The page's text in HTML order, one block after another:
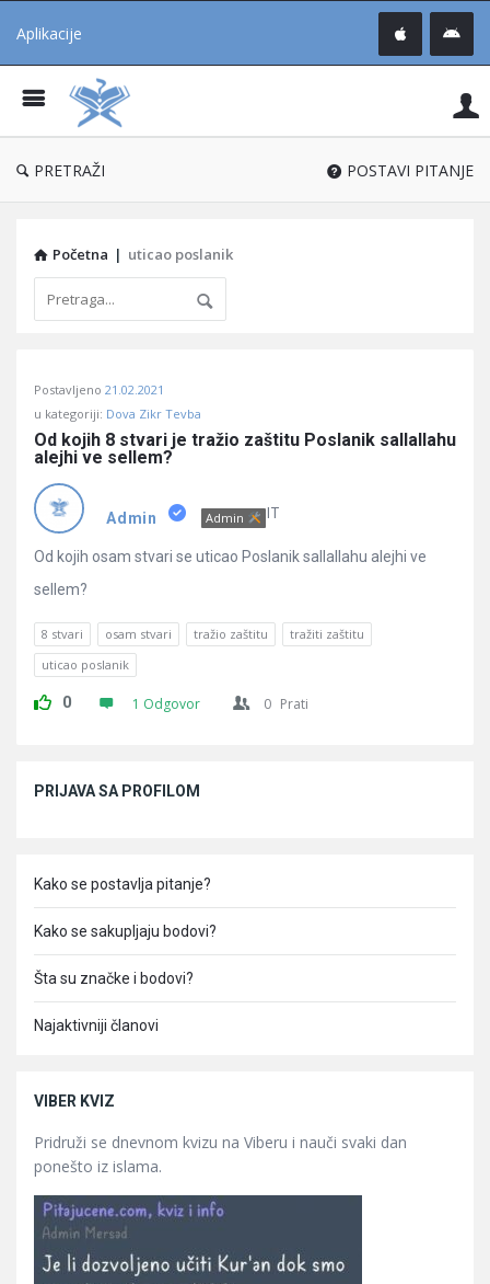
Aplikacije
®
PRETRAŽI POSTAVI PITANJE
Početna | uticao poslanik
Učene
Latest
Pitanja
Postavljeno 21.02.2021
u kategoriji: Dova Zikr Tevba
Od kojih 8 stvari je tražio zaštitu Poslanik sallallahu
alejhi ve sellem?
Admin Admin IT
Od kojih osam stvari se uticao Poslanik sallallahu alejhi ve
sellem?
8 stvari osam stvari tražio zaštitu
tražiti zaštitu
uticao poslanik
0 1 Odgovor 0 Prati
PRIJAVA SA PROFILOM
Kako se postavlja pitanje?
Kako se sakupljaju bodovi?
Šta su značke i bodovi?
Najaktivniji članovi
VIBER KVIZ
Pridruži se dnevnom kvizu na Viberu i nauči svaki dan
ponešto iz islama.